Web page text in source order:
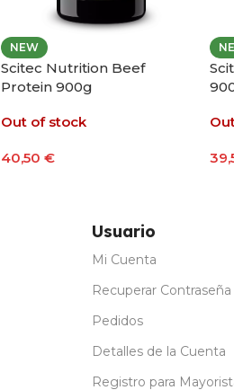
NEW
Scitec Nutrition Beef
Protein 900g
Out of stock
40,50 €
Usuario
Mi Cuenta
Recuperar Contraseña
Pedidos
Detalles de la Cuenta
Registro para